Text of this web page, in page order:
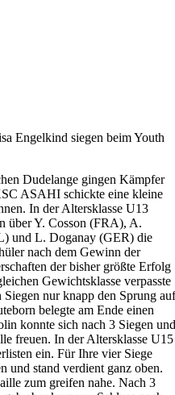
Engelkind siegen beim Youth
Dudelange gingen Kämpfer
ASAHI schickte eine kleine
In der Altersklasse U13
über Y. Cosson (FRA), A.
und L. Doganay (GER) die
nach dem Gewinn der
der bisher größte Erfolg
Gewichtsklasse verpasste
nur knapp den Sprung auf
belegte am Ende einen
konnte sich nach 3 Siegen und
freuen. In der Altersklasse U15
ein. Für Ihre vier Siege
und stand verdient ganz oben.
zum greifen nahe. Nach 3